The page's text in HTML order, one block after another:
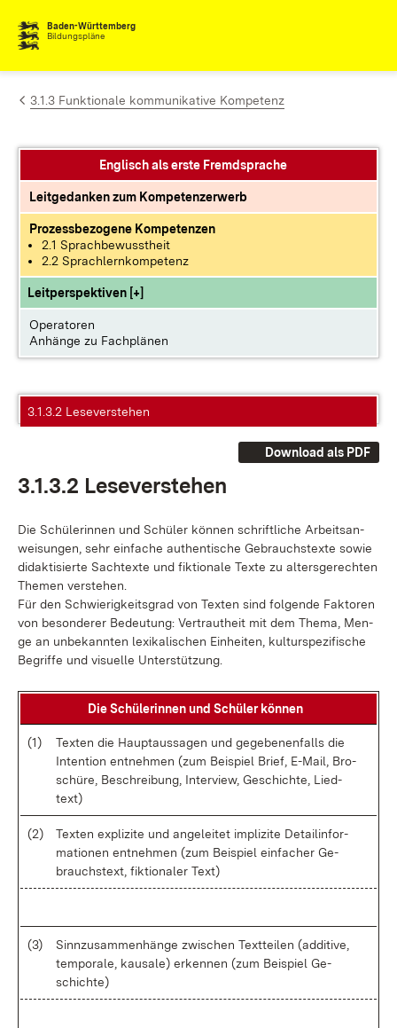
Zum Inhalt springen
Baden-Württemberg
Bildungspläne
3.1.3 Funktionale kommunikative Kompetenz
Englisch als erste Fremdsprache
Leitgedanken zum Kompetenzerwerb
Prozessbezogene Kompetenzen
2.1 Sprachbewusstheit
2.2 Sprachlernkompetenz
Leitperspektiven [+]
Operatoren
Anhänge zu Fachplänen
3.1.3.2 Leseverstehen
Download als PDF
3.1.3.2 Le­se­ver­ste­hen
Die Schü­le­rin­nen und Schü­ler kön­nen schrift­li­che Ar­beits­an­
wei­sun­gen, sehr ein­fa­che au­then­ti­sche Ge­brauchs­tex­te so­wie
di­dak­ti­sier­te Sach­t­ex­te und fik­tio­na­le Tex­te zu al­ters­ge­rech­ten
The­men ver­ste­hen.
Für den Schwie­rig­keits­grad von Tex­ten sind fol­gen­de Fak­to­ren
von be­son­de­rer Be­deu­tung: Ver­traut­heit mit dem The­ma, Men­
ge an un­be­kann­ten le­xi­ka­li­schen Ein­hei­ten, kul­tur­spe­zi­fi­sche
Be­grif­fe und vi­su­el­le Un­ter­stüt­zung.
Die Schü­le­rin­nen und Schü­ler kön­nen
(1)
Tex­ten die Haupt­aus­sa­gen und ge­ge­be­nen­falls die
In­ten­tion ent­neh­men (zum Bei­spiel Brief, E-Mail, Bro­
schü­re, Be­schrei­bung, In­ter­view, Ge­schich­te, Lied­
text)
(2)
Tex­ten ex­pli­zi­te und an­ge­lei­tet im­pli­zi­te De­tail­in­for­
ma­tio­nen ent­neh­men (zum Bei­spiel ein­fa­cher Ge­
brauchs­text, fik­tio­na­ler Text)
(3)
Sinn­zu­sam­men­hän­ge zwi­schen Text­tei­len (ad­di­ti­ve,
tem­po­ra­le, kau­sa­le) er­ken­nen (zum Bei­spiel Ge­
schich­te)